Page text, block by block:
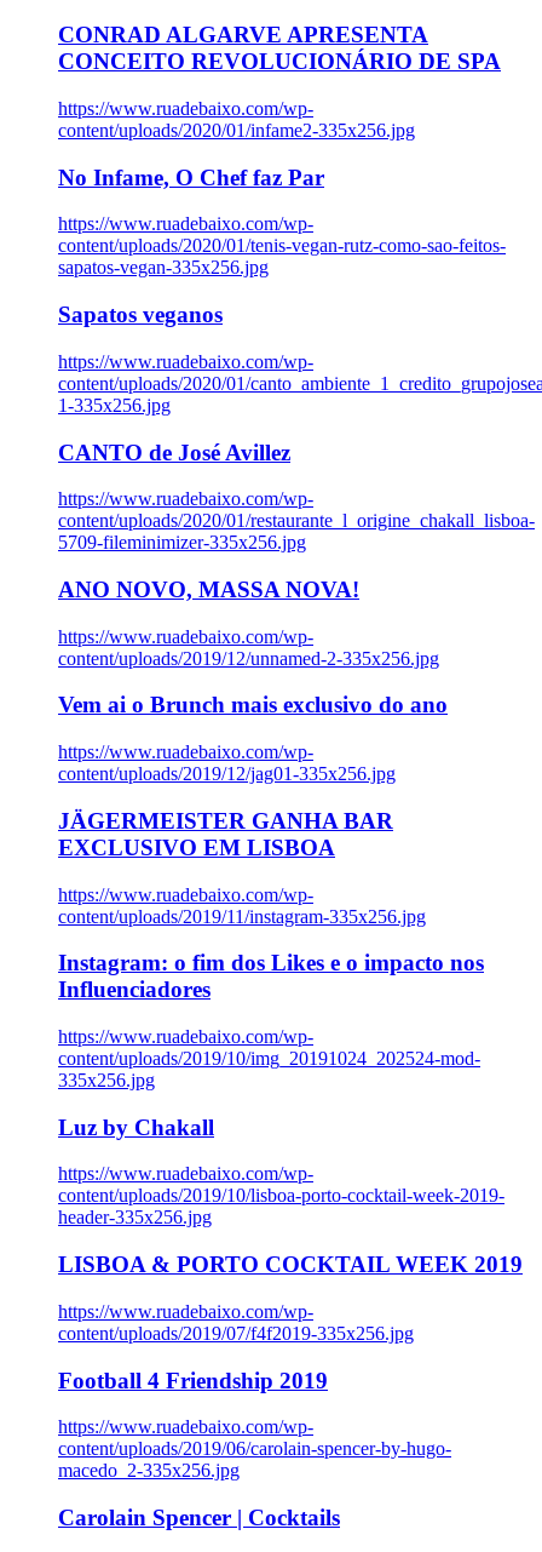
CONRAD ALGARVE APRESENTA
CONCEITO REVOLUCIONÁRIO DE SPA
https://www.ruadebaixo.com/wp-
content/uploads/2020/01/infame2-335x256.jpg
No Infame, O Chef faz Par
https://www.ruadebaixo.com/wp-
content/uploads/2020/01/tenis-vegan-rutz-como-sao-feitos-
sapatos-vegan-335x256.jpg
Sapatos veganos
https://www.ruadebaixo.com/wp-
content/uploads/2020/01/
1-335x256.jpg
CANTO de José Avillez
https://www.ruadebaixo.com/wp-
content/uploads/2020/01/restaurante_l_origine_chakall_lisboa-
5709-fileminimizer-335x256.jpg
ANO NOVO, MASSA NOVA!
https://www.ruadebaixo.com/wp-
content/uploads/2019/12/unnamed-2-335x256.jpg
Vem ai o Brunch mais exclusivo do ano
https://www.ruadebaixo.com/wp-
content/uploads/2019/12/jag01-335x256.jpg
JÄGERMEISTER GANHA BAR
EXCLUSIVO EM LISBOA
https://www.ruadebaixo.com/wp-
content/uploads/2019/11/instagram-335x256.jpg
Instagram: o fim dos Likes e o impacto nos
Influenciadores
https://www.ruadebaixo.com/wp-
content/uploads/2019/10/img_20191024_202524-mod-
335x256.jpg
Luz by Chakall
https://www.ruadebaixo.com/wp-
content/uploads/2019/10/lisboa-porto-cocktail-week-2019-
header-335x256.jpg
LISBOA & PORTO COCKTAIL WEEK 2019
https://www.ruadebaixo.com/wp-
content/uploads/2019/07/f4f2019-335x256.jpg
Football 4 Friendship 2019
https://www.ruadebaixo.com/wp-
content/uploads/2019/06/carolain-spencer-by-hugo-
macedo_2-335x256.jpg
Carolain Spencer | Cocktails